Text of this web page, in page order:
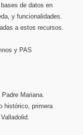
de datos en
y funcionalidades.
a estos recursos.
y PAS
Mariana.
histórico, primera